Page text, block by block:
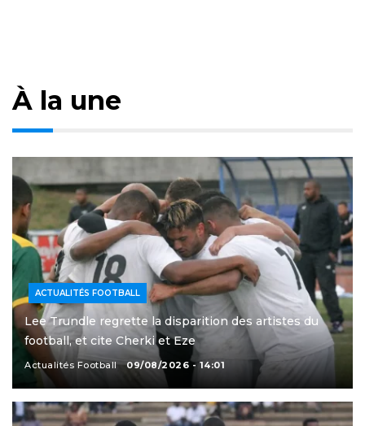
À la une
ACTUALITÉS FOOTBALL
Lee Trundle regrette la disparition des artistes du
football, et cite Cherki et Eze
Actualités Football 09/08/2026 - 14:01